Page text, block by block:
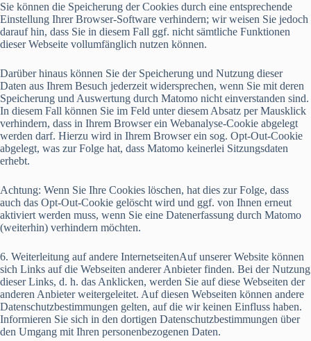
Sie können die Speicherung der Cookies durch eine entsprechende
Einstellung Ihrer Browser-Software verhindern; wir weisen Sie jedoch
darauf hin, dass Sie in diesem Fall ggf. nicht sämtliche Funktionen
dieser Webseite vollumfänglich nutzen können.
Darüber hinaus können Sie der Speicherung und Nutzung dieser
Daten aus Ihrem Besuch jederzeit widersprechen, wenn Sie mit deren
Speicherung und Auswertung durch Matomo nicht einverstanden sind.
In diesem Fall können Sie im Feld unter diesem Absatz per Mausklick
verhindern, dass in Ihrem Browser ein Webanalyse-Cookie abgelegt
werden darf. Hierzu wird in Ihrem Browser ein sog. Opt-Out-Cookie
abgelegt, was zur Folge hat, dass Matomo keinerlei Sitzungsdaten
erhebt.
Achtung: Wenn Sie Ihre Cookies löschen, hat dies zur Folge, dass
auch das Opt-Out-Cookie gelöscht wird und ggf. von Ihnen erneut
aktiviert werden muss, wenn Sie eine Datenerfassung durch Matomo
(weiterhin) verhindern möchten.
6. Weiterleitung auf andere InternetseitenAuf unserer Website können
sich Links auf die Webseiten anderer Anbieter finden. Bei der Nutzung
dieser Links, d. h. das Anklicken, werden Sie auf diese Webseiten der
anderen Anbieter weitergeleitet. Auf diesen Webseiten können andere
Datenschutzbestimmungen gelten, auf die wir keinen Einfluss haben.
Informieren Sie sich in den dortigen Datenschutzbestimmungen über
den Umgang mit Ihren personenbezogenen Daten.